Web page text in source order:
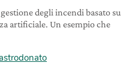
degli incendi basato su
artificiale. Un esempio che